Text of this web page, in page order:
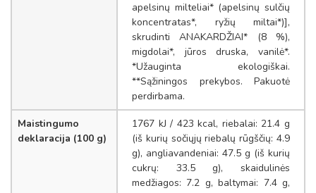
apelsinų milteliai* (apelsinų sulčių
koncentratas*, ryžių miltai*)],
skrudinti ANAKARDŽIAI* (8 %),
migdolai*, jūros druska, vanilė*.
*Užauginta ekologiškai.
**Sąžiningos prekybos. Pakuotė
perdirbama.
Maistingumo
deklaracija (100 g)
1767 kJ / 423 kcal, riebalai: 21.4 g
(iš kurių sočiųjų riebalų rūgščių: 4.9
g), angliavandeniai: 47.5 g (iš kurių
cukrų: 33.5 g), skaidulinės
medžiagos: 7.2 g, baltymai: 7.4 g,